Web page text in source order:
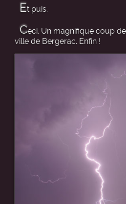
Et puis.
Ceci. Un magnifique coup
ville de Bergerac. Enfin !